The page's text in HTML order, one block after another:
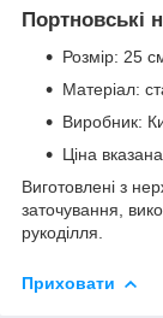
Портновські
Розмір: 25
Матеріал:
Виробник:
Ціна
Виготовлені з
заточування,
рукоділля.
Приховати